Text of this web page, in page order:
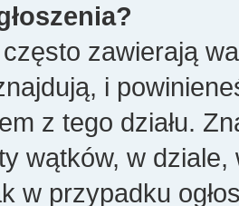
często zawierają
i
z tego działu.
wątków, w
w przypadku